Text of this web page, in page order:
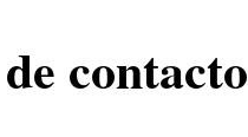
contacto